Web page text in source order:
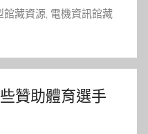
館藏資源, 電機資訊館藏
贊助體育選手